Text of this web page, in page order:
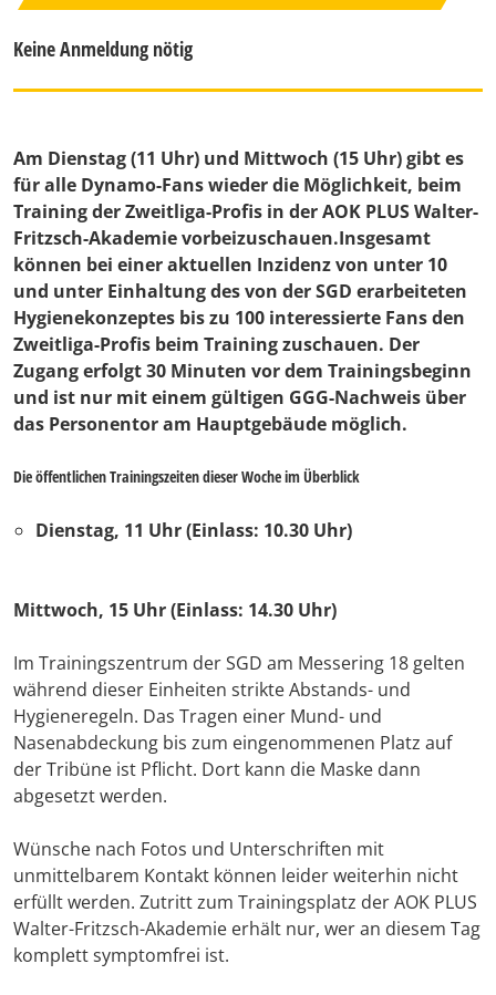
Keine Anmeldung nötig
Am Dienstag (11 Uhr) und Mittwoch (15 Uhr) gibt es
für alle Dynamo-Fans wieder die Möglichkeit, beim
Training der Zweitliga-Profis in der AOK PLUS Walter-
Fritzsch-Akademie vorbeizuschauen.Insgesamt
können bei einer aktuellen Inzidenz von unter 10
und unter Einhaltung des von der SGD erarbeiteten
Hygienekonzeptes bis zu 100 interessierte Fans den
Zweitliga-Profis beim Training zuschauen. Der
Zugang erfolgt 30 Minuten vor dem Trainingsbeginn
und ist nur mit einem gültigen GGG-Nachweis über
das Personentor am Hauptgebäude möglich.
Die öffentlichen Trainingszeiten dieser Woche im Überblick
Dienstag, 11 Uhr (Einlass: 10.30 Uhr)
Mittwoch, 15 Uhr (Einlass: 14.30 Uhr)
Im Trainingszentrum der SGD am Messering 18 gelten
während dieser Einheiten strikte Abstands- und
Hygieneregeln. Das Tragen einer Mund- und
Nasenabdeckung bis zum eingenommenen Platz auf
der Tribüne ist Pflicht. Dort kann die Maske dann
abgesetzt werden.
Wünsche nach Fotos und Unterschriften mit
unmittelbarem Kontakt können leider weiterhin nicht
erfüllt werden. Zutritt zum Trainingsplatz der AOK PLUS
Walter-Fritzsch-Akademie erhält nur, wer an diesem Tag
komplett symptomfrei ist.